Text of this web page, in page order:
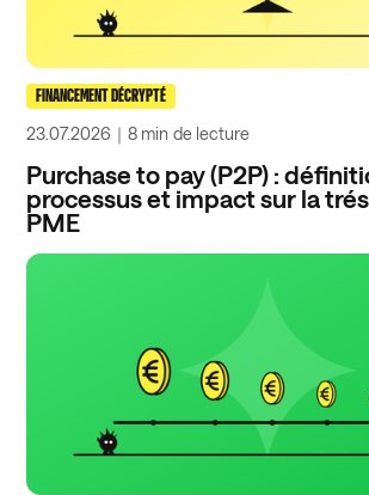
FINANCEMENT DÉCRYPTÉ
23.07.2026 ｜8 min de lecture
Purchase to pay (P2P) :
processus et impact sur la
PME